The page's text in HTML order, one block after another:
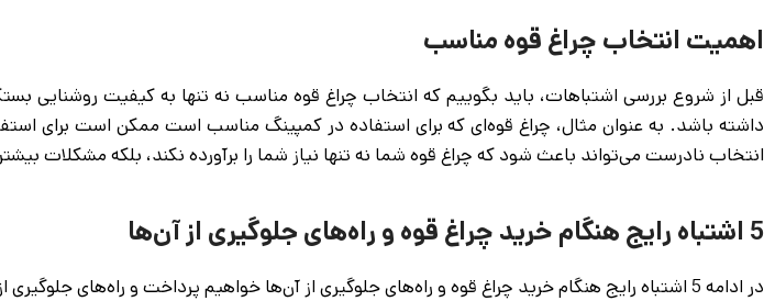
اهمیت انتخاب چراغ قوه مناسب
قبل از شروع بررسی اشتباهات، باید بگوییم که انتخاب چراغ قوه مناسب نه تنها به کیفیت روشنایی
داشته باشد. به عنوان مثال، چراغ قوه‌ای که برای استفاده در کمپینگ مناسب است ممکن است برای
انتخاب نادرست می‌تواند باعث شود که چراغ قوه شما نه تنها نیاز شما را برآورده نکند، بلکه مشکلات
5 اشتباه رایج هنگام خرید چراغ قوه و راه‌های جلوگیری از آن‌ها
در ادامه 5 اشتباه رایج هنگام خرید چراغ قوه و راه‌های جلوگیری از آن‌ها خواهیم پرداخت و راه‌های جلوگیری از هر یک را به شما معرفی خواهیم کرد.